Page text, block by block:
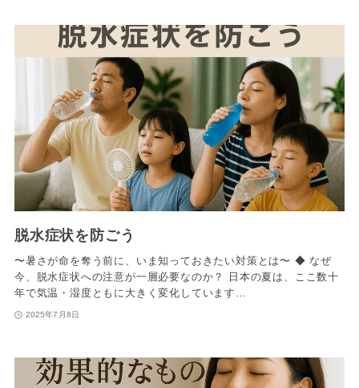
脱水症状を防ごう
〜暑さが命を奪う前に、いま知っておきたい対策とは〜 ◆ なぜ
今、脱水症状への注意が一層必要なのか？ 日本の夏は、ここ数十
年で気温・湿度ともに大きく変化しています…
2025年7月8日